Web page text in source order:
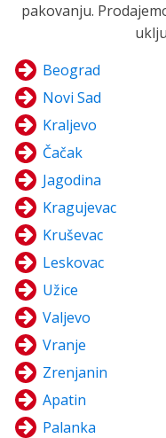
pakovanju.
Beograd
Novi Sad
Kraljevo
Čačak
Jagodina
Kragujevac
Kruševac
Leskovac
Užice
Valjevo
Vranje
Zrenjanin
Apatin
Palanka